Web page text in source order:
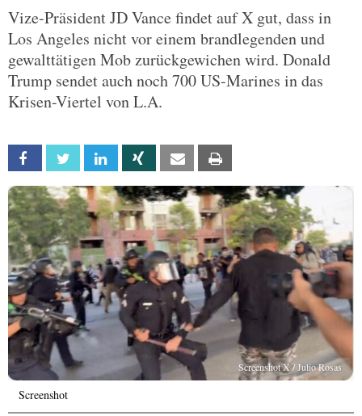
Vize-Präsident JD Vance findet auf X gut, dass in
Los Angeles nicht vor einem brandlegenden und
gewalttätigen Mob zurückgewichen wird. Donald
Trump sendet auch noch 700 US-Marines in das
Krisen-Viertel von L.A.
Facebook Twitter Linkedin Xing Email
Screenshot X / Julio Rosas
Screenshot